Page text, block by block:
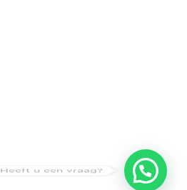
Heeft u een vraag?